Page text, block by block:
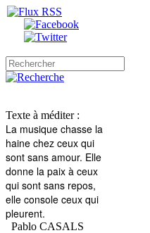
Texte à méditer :
La musique chasse la
haine chez ceux qui
sont sans amour. Elle
donne la paix à ceux
qui sont sans repos,
elle console ceux qui
pleurent.
Pablo CASALS